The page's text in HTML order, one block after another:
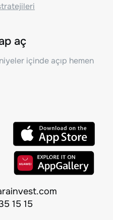
aç
içinde açıp hemen
15 15